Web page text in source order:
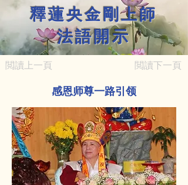
釋蓮央金剛上師
法語開示
閲讀上一頁 閲讀下一頁
感恩师尊一路引领